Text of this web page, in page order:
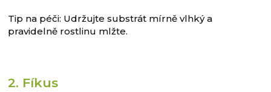
Tip na péči: Udržujte substrát mírně vlhký a
pravidelně rostlinu mlžte.
2. Fíkus